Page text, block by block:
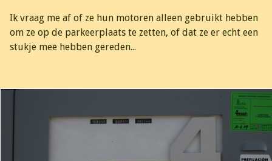
Ik vraag me af of ze hun motoren alleen gebruikt hebben
om ze op de parkeerplaats te zetten, of dat ze er echt een
stukje mee hebben gereden...